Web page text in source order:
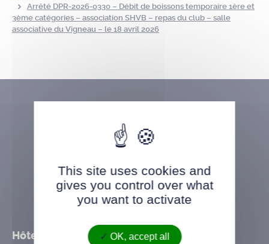
Arrêté DPR-2026-0330 – Débit de boissons temporaire 1ère et
3ème catégories – association SHVB – repas du club – salle
associative du Vigneau – le 18 avril 2026
Hôtel de ville
This site uses cookies and
gives you control over what
you want to activate
OK, accept all